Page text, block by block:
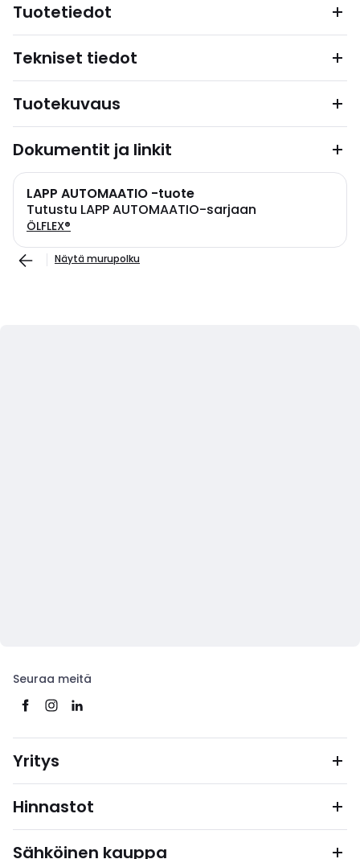
Tuotetiedot
Tekniset tiedot
Tuotekuvaus
Dokumentit ja linkit
LAPP AUTOMAATIO -tuote
Tutustu LAPP AUTOMAATIO-sarjaan
ÖLFLEX®
Näytä murupolku
Seuraa meitä
Yritys
Hinnastot
Sähköinen kauppa